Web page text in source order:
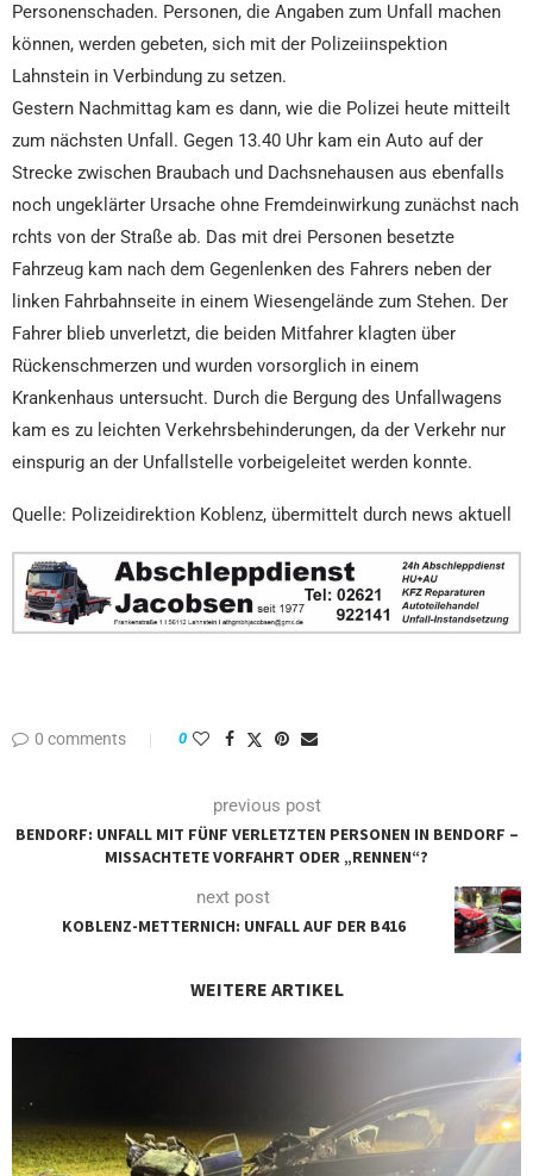
Personenschaden. Personen, die Angaben zum Unfall machen
können, werden gebeten, sich mit der Polizeiinspektion
Lahnstein in Verbindung zu setzen.
Gestern Nachmittag kam es dann, wie die Polizei heute mitteilt
zum nächsten Unfall. Gegen 13.40 Uhr kam ein Auto auf der
Strecke zwischen Braubach und Dachsnehausen aus ebenfalls
noch ungeklärter Ursache ohne Fremdeinwirkung zunächst nach
rchts von der Straße ab. Das mit drei Personen besetzte
Fahrzeug kam nach dem Gegenlenken des Fahrers neben der
linken Fahrbahnseite in einem Wiesengelände zum Stehen. Der
Fahrer blieb unverletzt, die beiden Mitfahrer klagten über
Rückenschmerzen und wurden vorsorglich in einem
Krankenhaus untersucht. Durch die Bergung des Unfallwagens
kam es zu leichten Verkehrsbehinderungen, da der Verkehr nur
einspurig an der Unfallstelle vorbeigeleitet werden konnte.
Quelle: Polizeidirektion Koblenz, übermittelt durch news aktuell
0 comments 0
previous post
BENDORF: UNFALL MIT FÜNF VERLETZTEN PERSONEN IN BENDORF –
MISSACHTETE VORFAHRT ODER „RENNEN“?
next post
KOBLENZ-METTERNICH: UNFALL AUF DER B416
WEITERE ARTIKEL